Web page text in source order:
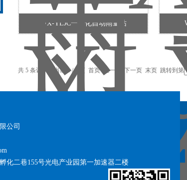
WX-YLJC一体化自动雨量站
共 5 条记录，当前 1 / 1 页 首页 上一页 下一页 末页 跳转到第
公司
化二巷155号光电产业园第一加速器二楼